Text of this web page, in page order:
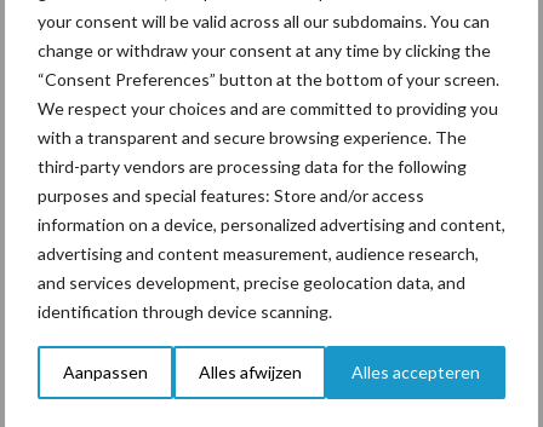
your consent will be valid across all our subdomains. You can
change or withdraw your consent at any time by clicking the
“Consent Preferences” button at the bottom of your screen.
We respect your choices and are committed to providing you
with a transparent and secure browsing experience. The
third-party vendors are processing data for the following
purposes and special features: Store and/or access
information on a device, personalized advertising and content,
advertising and content measurement, audience research,
and services development, precise geolocation data, and
identification through device scanning.
Aanpassen Alles afwijzen Alles accepteren
7 aug
De speenhuid: een vaak
onderschatte risicofactor voor
mastitis
BoviMove zorgt voor eenvoudige,
sluitende en betrouwbare
traceerbaarheid van
rundveetransporten
6 aug
Tien praktische tips voor een
langere levensduur